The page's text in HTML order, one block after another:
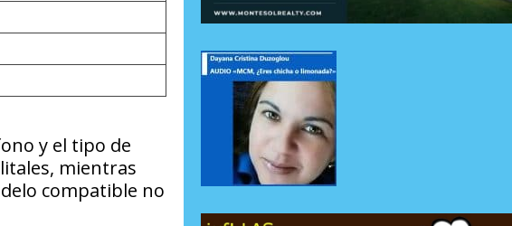
y el tipo de
mientras
compatible no